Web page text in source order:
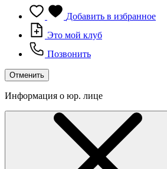
Добавить в избранное
Это мой клуб
Позвонить
Отменить
Информация о юр. лице